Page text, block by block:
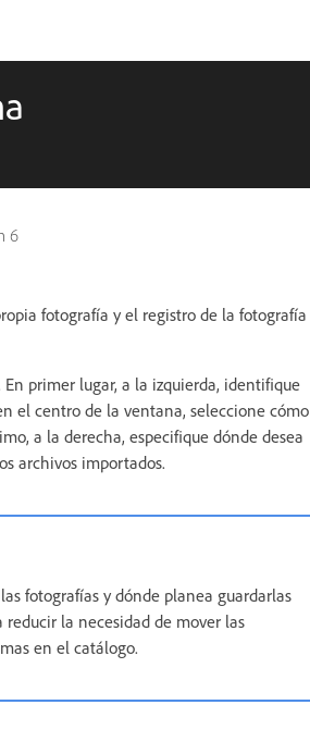
6
fotografía y el registro de la fotografía
primer lugar, a la izquierda, identifique
el centro de la ventana, seleccione cómo
a la derecha, especifique dónde desea
archivos importados.
fotografías y dónde planea guardarlas
la necesidad de mover las
en el catálogo.